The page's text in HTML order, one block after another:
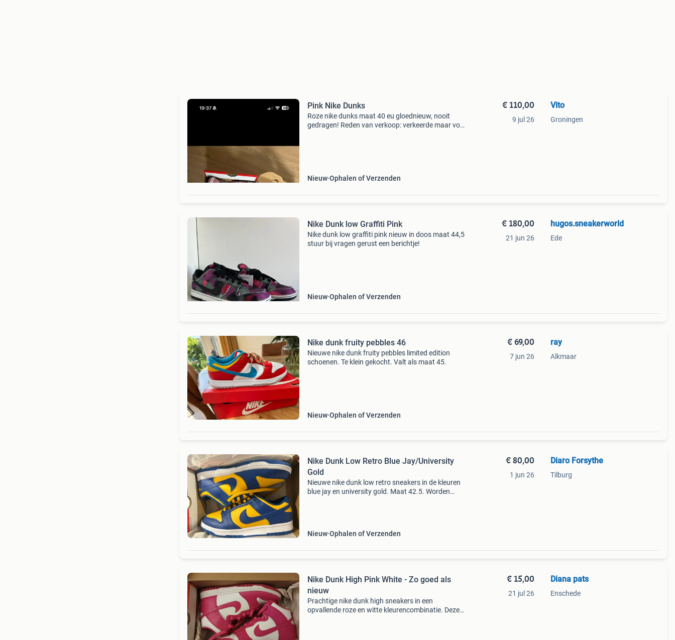
Pink Nike Dunks
Roze nike dunks maat 40 eu gloednieuw, nooit
gedragen! Reden van verkoop: verkeerde maar voor
Nieuw Ophalen of Verzenden
€ 110,00
9 jul 26
Vito
Groningen
Nike Dunk low Graffiti Pink
Nike dunk low graffiti pink nieuw in doos maat 44,5
stuur bij vragen gerust een berichtje!
Nieuw Ophalen of Verzenden
€ 180,00
21 jun 26
hugos.sneakerworld
Ede
Nike dunk fruity pebbles 46
Nieuwe nike dunk fruity pebbles limited edition
schoenen. Te klein gekocht. Valt als maat 45.
Nieuw Ophalen of Verzenden
€ 69,00
7 jun 26
ray
Alkmaar
Nike Dunk Low Retro Blue Jay/University
Gold
Nieuwe nike dunk low retro sneakers in de kleuren
blue jay en university gold. Maat 42.5. Worden
Nieuw Ophalen of Verzenden
€ 80,00
1 jun 26
Diaro Forsythe
Tilburg
Nike Dunk High Pink White - Zo goed als
nieuw
Prachtige nike dunk high sneakers in een
opvallende roze en witte kleurencombinatie. Deze
€ 15,00
21 jul 26
Diana pats
Enschede